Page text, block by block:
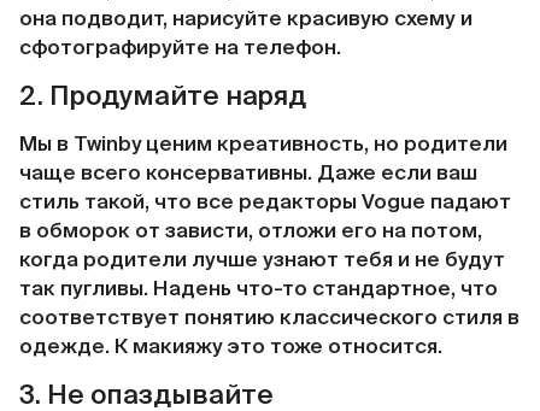
она подводит, нарисуйте красивую схему и
сфотографируйте на телефон.
2. Продумайте наряд
Мы в Twinby ценим креативность, но родители
чаще всего консервативны. Даже если ваш
стиль такой, что все редакторы Vogue падают
в обморок от зависти, отложи его на потом,
когда родители лучше узнают тебя и не будут
так пугливы. Надень что-то стандартное, что
соответствует понятию классического стиля в
одежде. К макияжу это тоже относится.
3. Не опаздывайте